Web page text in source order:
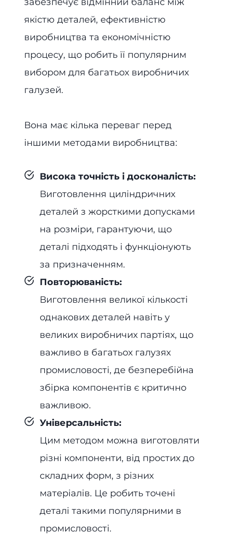
забезпечує відмінний баланс між
якістю деталей, ефективністю
виробництва та економічністю
процесу, що робить її популярним
вибором для багатьох виробничих
галузей.
Вона має кілька переваг перед
іншими методами виробництва:
Висока точність і досконалість:
Виготовлення циліндричних
деталей з жорсткими допусками
на розміри, гарантуючи, що
деталі підходять і функціонують
за призначенням.
Повторюваність:
Виготовлення великої кількості
однакових деталей навіть у
великих виробничих партіях, що
важливо в багатьох галузях
промисловості, де безперебійна
збірка компонентів є критично
важливою.
Універсальність:
Цим методом можна виготовляти
різні компоненти, від простих до
складних форм, з різних
матеріалів. Це робить точені
деталі такими популярними в
промисловості.